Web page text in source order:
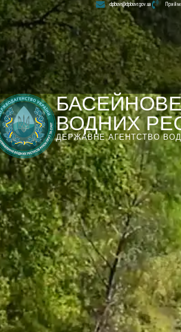
dpbuvr@dpbuvr.gov.ua
ВОДНИХ
ДЕРЖАВНЕ АГЕНТСТВО